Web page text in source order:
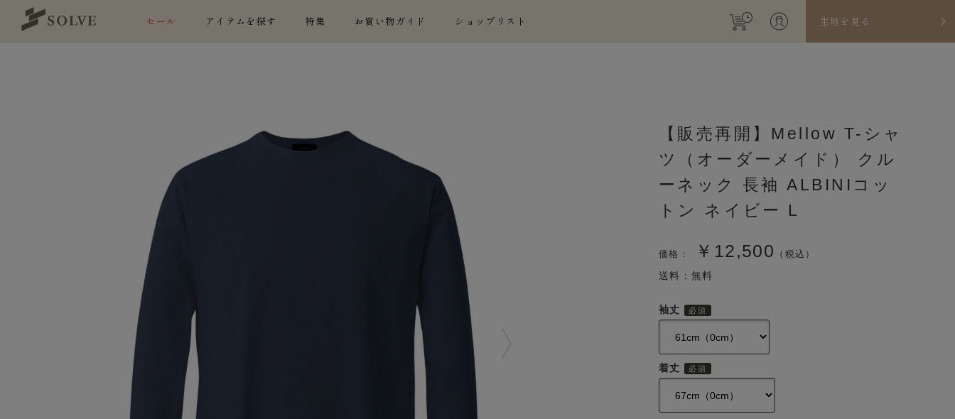
生地を見る
セール アイテムを探す 特集 お買い物ガイド ショップリスト
【販売再開】Mellow T-シャ
ツ（オーダーメイド） クル
ーネック 長袖 ALBINIコッ
トン ネイビー L
価格： ￥12,500 （税込）
送料：無料
袖丈
着丈